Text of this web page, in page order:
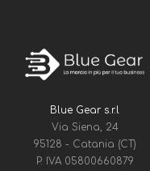
Blue Gear s.r.l
Via Siena, 24
95128 - Catania (CT)
P. IVA 05800660879